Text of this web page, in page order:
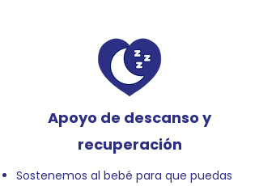
Apoyo de descanso y
recuperación
Sostenemos al bebé para que puedas